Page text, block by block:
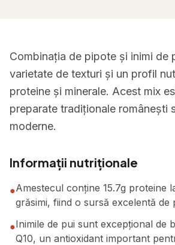
Combinația de pipote și inimi de
varietate de texturi și un profil
proteine și minerale. Acest mix
preparate tradiționale românești
moderne.
Informații nutriționale
●Amestecul conține 15.7g proteine
grăsimi, fiind o sursă excelentă de
●Inimile de pui sunt excepțional de
Q10, un antioxidant important